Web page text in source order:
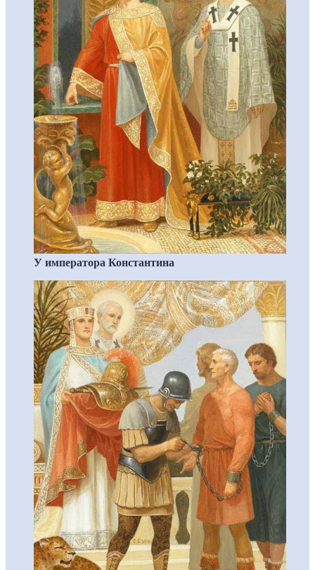
У императора Константина